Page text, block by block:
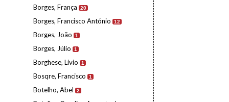
Borges, França 20
Borges, Francisco António 12
Borges, João 1
Borges, Júlio 1
Borghese, Livio 1
Bosqre, Francisco 1
Botelho, Abel 2